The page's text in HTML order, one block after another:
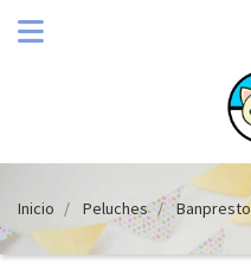
Inicio Peluches Banpresto